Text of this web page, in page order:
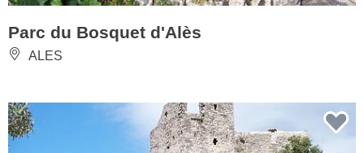
Parc du Bosquet d'Alès
ALES